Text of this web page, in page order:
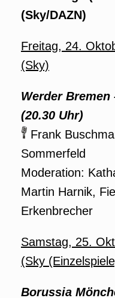
(Sky/DAZN)
Freitag, 24.
(Sky)
Werder
(20.30 Uhr)
Frank
Sommerfeld
Moderation:
Martin Harnik,
Erkenbrecher
Samstag, 25.
(Sky
Borussia